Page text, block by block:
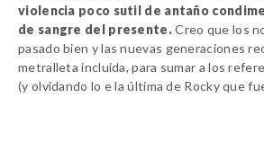
violencia poco sutil de antaño
de sangre del presente.Creo que los
pasado bien y las nuevas generaciones
metralleta incluida, para sumar a los
(y olvidando lo e la última de Rocky que